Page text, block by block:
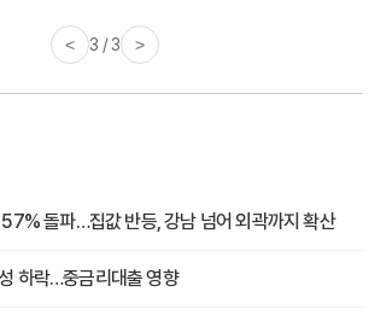
< 3 / 3 >
돌파…집값 반등, 강남 넘어 외곽까지 확산
하락…중금리대출 영향